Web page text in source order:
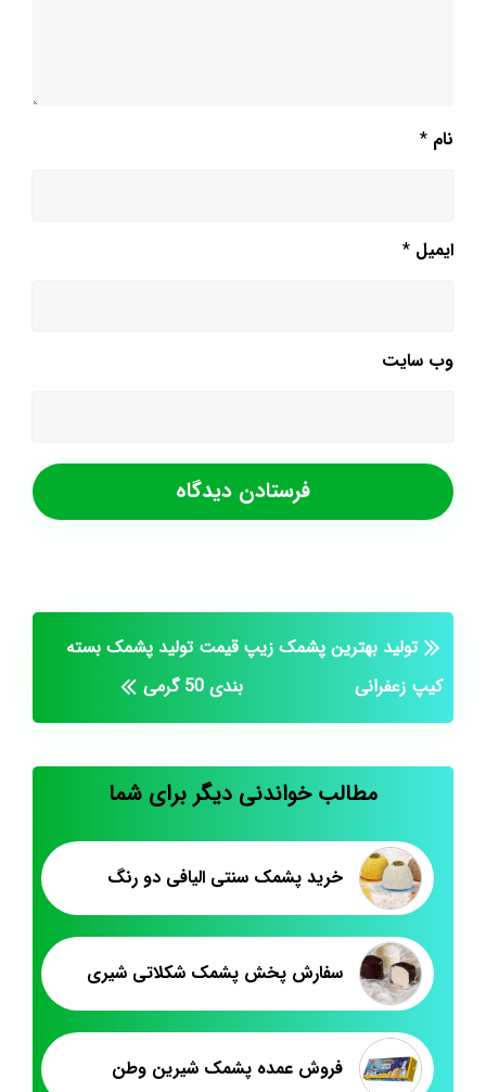
نام *
ایمیل *
وب‌ سایت
تولید بهترین پشمک زیپ
کیپ زعفرانی
قیمت تولید پشمک بسته
بندی 50 گرمی
مطالب خواندنی دیگر برای شما
خرید پشمک سنتی الیافی دو رنگ
سفارش پخش پشمک شکلاتی شیری
فروش عمده پشمک شیرین وطن